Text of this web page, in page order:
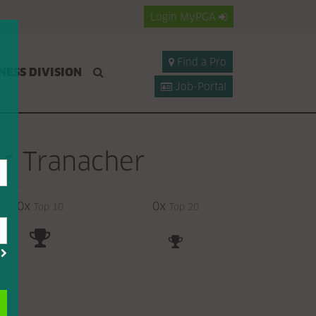
Login MyPGA
DIVISION
Find a Pro
Job-Portal
Tranacher
0x Top 10 0x Top 20